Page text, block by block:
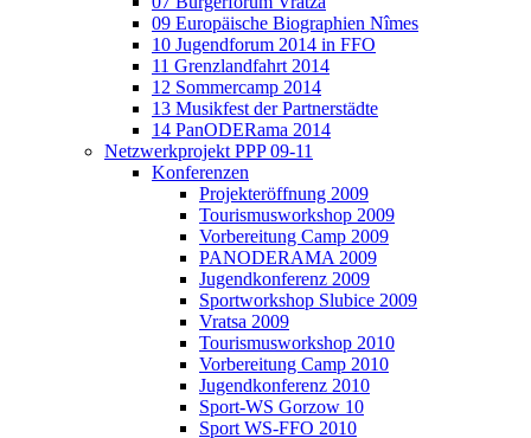
09 Europäische Biographien Nîmes
10 Jugendforum 2014 in FFO
11 Grenzlandfahrt 2014
12 Sommercamp 2014
13 Musikfest der Partnerstädte
14 PanODERama 2014
Netzwerkprojekt PPP 09-11
Konferenzen
Projekteröffnung 2009
Tourismusworkshop 2009
Vorbereitung Camp 2009
PANODERAMA 2009
Jugendkonferenz 2009
Sportworkshop Slubice 2009
Vratsa 2009
Tourismusworkshop 2010
Vorbereitung Camp 2010
Jugendkonferenz 2010
Sport-WS Gorzow 10
Sport WS-FFO 2010